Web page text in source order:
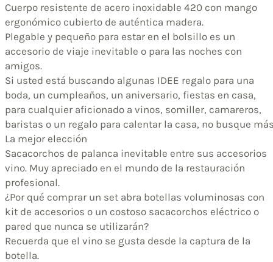
Cuerpo resistente de acero inoxidable 420 con mango
ergonómico cubierto de auténtica madera.
Plegable y pequeño para estar en el bolsillo es un
accesorio de viaje inevitable o para las noches con
amigos.
Si usted está buscando algunas IDEE regalo para una
boda, un cumpleaños, un aniversario, fiestas en casa,
para cualquier aficionado a vinos, somiller, camareros,
baristas o un regalo para calentar la casa, no busque
La mejor elección
Sacacorchos de palanca inevitable entre sus accesorios
vino. Muy apreciado en el mundo de la restauración
profesional.
¿Por qué comprar un set abra botellas voluminosas con
kit de accesorios o un costoso sacacorchos eléctrico o
pared que nunca se utilizarán?
Recuerda que el vino se gusta desde la captura de la
botella.